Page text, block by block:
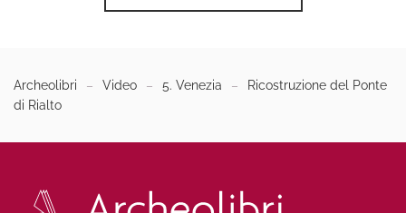
Archeolibri Video 5. Venezia
Ricostruzione del Ponte
di Rialto